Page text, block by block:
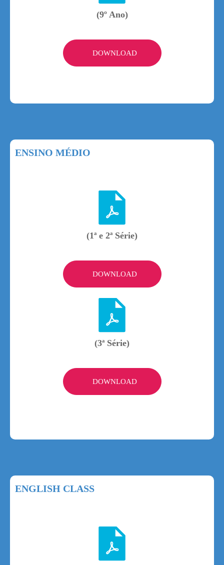
(9º Ano)
DOWNLOAD
ENSINO MÉDIO
(1ª e 2ª Série)
DOWNLOAD
(3ª Série)
DOWNLOAD
ENGLISH CLASS